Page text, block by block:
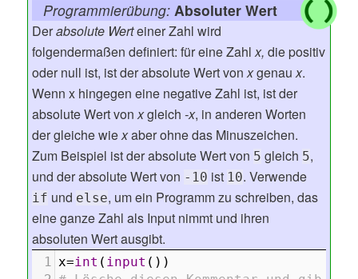
Programmierübung: Absoluter Wert
Derabsolute Werteiner Zahl wird
folgendermaßen definiert: für eine Zahlx, die positiv
oder null ist, ist der absolute Wert vonxgenaux.
Wenn x hingegen eine negative Zahl ist, ist der
absolute Wert vonxgleich -x, in anderen Worten
der gleiche wiexaber ohne das Minuszeichen.
Zum Beispiel ist der absolute Wert von 5 gleich 5,
und der absolute Wert von -10 ist 10. Verwende
if und else, um ein Programm zu schreiben, das
eine ganze Zahl als Input nimmt und ihren
absoluten Wert ausgibt.
1 x=int ( input ())